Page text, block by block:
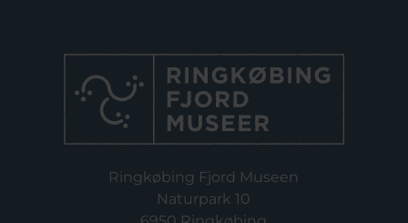
Ringkøbing Fjord Museen
Naturpark 10